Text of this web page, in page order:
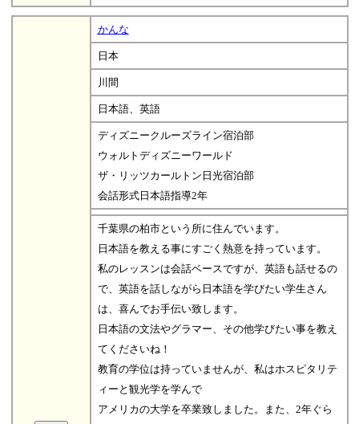
かんな
日本
川間
日本語、英語
ディズニークルーズライン宿泊部
ウォルトディズニーワールド
ザ・リッツカールトン日光宿泊部
会話形式日本語指導2年
千葉県の柏市という所に住んでいます。
日本語を教える事にすごく熱意を持っています。
私のレッスンは会話ベースですが、英語も話せるの
で、英語を話しながら日本語を学びたい学生さん
は、喜んでお手伝い致します。
日本語の文法やグラマー、その他学びたい事を教え
てくださいね！
教育の学位は持っていませんが、私はホスピタリテ
ィーと観光学を学んで
アメリカの大学を卒業致しました。また、2年ぐら